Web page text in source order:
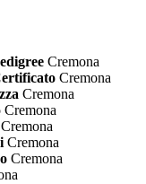
Cremona
Cremona
Cremona
Cremona
Cremona
Cremona
Cremona